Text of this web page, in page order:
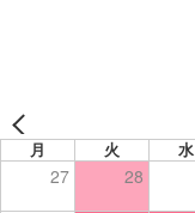
月 火 水
27 28